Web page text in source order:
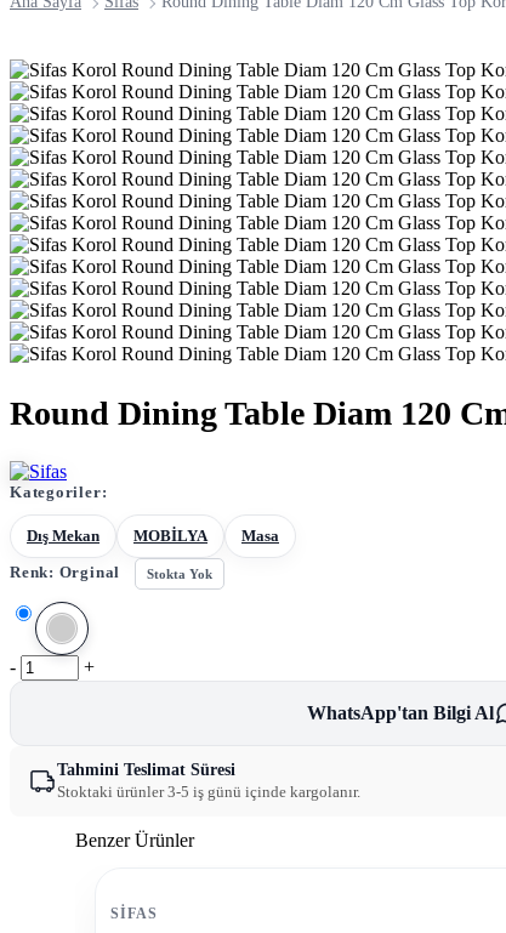
Round Dining Table Diam 120
Kategoriler:
Dış Mekan MOBİLYA
Masa
Renk: Orginal Stokta Yok
- +
WhatsApp'tan Bilgi Al
Tahmini Teslimat Süresi
Stoktaki ürünler 3-5 iş günü içinde kargolanır.
Benzer Ürünler
SIFAS